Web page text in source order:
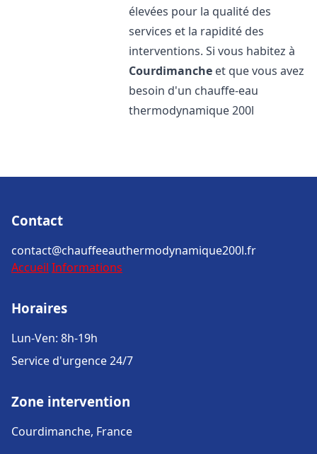
élevées pour la qualité des
services et la rapidité des
interventions. Si vous habitez à
Courdimanche et que vous avez
besoin d'un chauffe-eau
thermodynamique 200l
Contact
contact@chauffeeauthermodynamique200l.fr
Accueil Informations
Horaires
Lun-Ven: 8h-19h
Service d'urgence 24/7
Zone intervention
Courdimanche, France